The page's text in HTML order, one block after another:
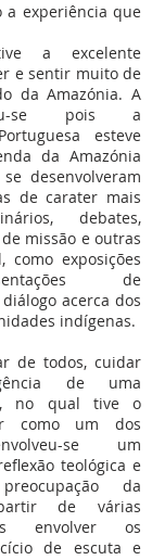
a experiência que
a excelente
e sentir muito de
da Amazónia. A
se pois a
esteve
da Amazónia
desenvolveram
de carater mais
debates,
missão e outras
exposições
de
acerca dos
indígenas.
de todos, cuidar
de uma
no qual tive o
como um dos
se um
teológica e
da
de várias
envolver os
de escuta e